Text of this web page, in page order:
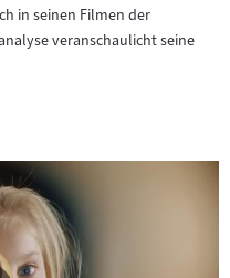
in seinen Filmen der
veranschaulicht seine